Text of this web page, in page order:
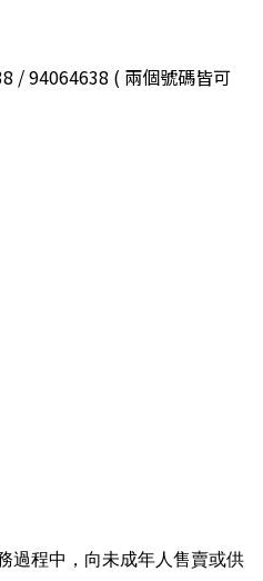
/ 94064638 ( 兩個號碼皆可
過程中，向未成年人售賣或供